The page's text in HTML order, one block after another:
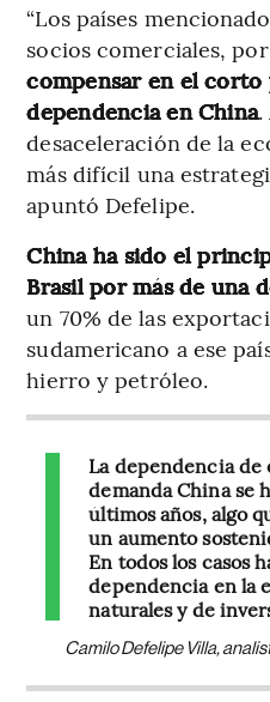
“Los países
socios comerciales,
compensar en el
dependencia en China.
desaceleración de la
más difícil una
apuntó Defelipe.
China ha sido el
Brasil por más de una
un 70% de las
sudamericano a ese
hierro y petróleo.
La dependencia de
demanda China se
últimos años, algo
un aumento
En todos los casos
dependencia en la
naturales y de
Camilo Defelipe Villa,